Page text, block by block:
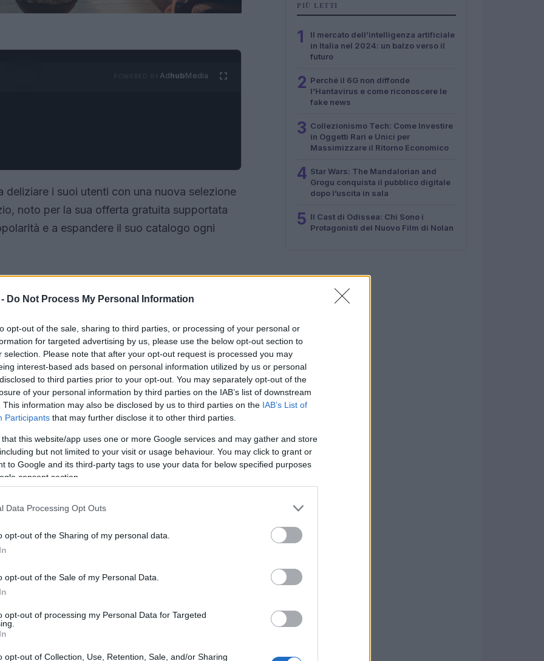
Do Not Process My Personal Information
opt-out of the sale, sharing to third parties, or processing of your personal or
for targeted advertising by us, please use the below opt-out section to
selection. Please note that after your opt-out request is processed you may
interest-based ads based on personal information utilized by us or personal
to third parties prior to your opt-out. You may separately opt-out of the
of your personal information by third parties on the IAB’s list of downstream
This information may also be disclosed by us to third parties on the IAB’s List of
Participants that may further disclose it to other third parties.
that this website/app uses one or more Google services and may gather and store
but not limited to your visit or usage behaviour. You may click to grant or
to Google and its third-party tags to use your data for below specified purposes
consent section.
Data Processing Opt Outs
opt-out of the Sharing of my personal data.
opt-out of the Sale of my Personal Data.
opt-out of processing my Personal Data for Targeted
opt-out of Collection, Use, Retention, Sale, and/or Sharing
AdhubMedia
deliziare i suoi utenti con una nuova selezione
noto per la sua offerta gratuita supportata
e a espandere il suo catalogo ogni
o semplicemente per chi cerca nuove serie
mese interessante. Si analizzeranno le
con titoli freschi e vari. A partire dal
accedere a una vasta gamma di film e serie
alcun abbonamento, rendendo Tubi
PIÙ LETTI
1
Il mercato dell’intelligenza artificiale
in Italia nel 2024: un balzo verso il
futuro
2 Perché il 6G non diffonde
l’Hantavirus e come riconoscere le
fake news
3 Collezionismo Tech: Come Investire
in Oggetti Rari e Unici per
Massimizzare il Ritorno Economico
4 Star Wars: The Mandalorian and
Grogu conquista il pubblico digitale
dopo l’uscita in sala
5 Il Cast di Odissea: Chi Sono i
Protagonisti del Nuovo Film di Nolan